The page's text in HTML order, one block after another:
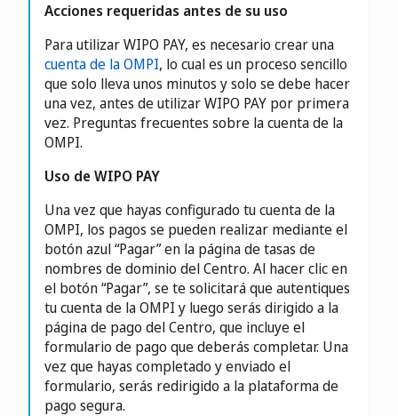
Acciones requeridas antes de su uso
Para utilizar WIPO PAY, es necesario crear una
cuenta de la OMPI, lo cual es un proceso sencillo
que solo lleva unos minutos y solo se debe hacer
una vez, antes de utilizar WIPO PAY por primera
vez. Preguntas frecuentes sobre la cuenta de la
OMPI.
Uso de WIPO PAY
Una vez que hayas configurado tu cuenta de la
OMPI, los pagos se pueden realizar mediante el
botón azul “Pagar” en la página de tasas de
nombres de dominio del Centro. Al hacer clic en
el botón “Pagar”, se te solicitará que autentiques
tu cuenta de la OMPI y luego serás dirigido a la
página de pago del Centro, que incluye el
formulario de pago que deberás completar. Una
vez que hayas completado y enviado el
formulario, serás redirigido a la plataforma de
pago segura.